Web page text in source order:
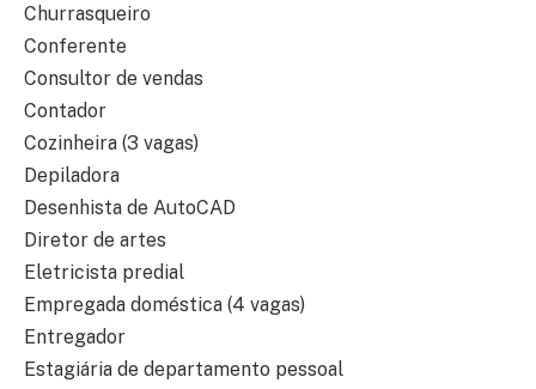
Churrasqueiro
Conferente
Consultor de vendas
Contador
Cozinheira (3 vagas)
Depiladora
Desenhista de AutoCAD
Diretor de artes
Eletricista predial
Empregada doméstica (4 vagas)
Entregador
Estagiária de departamento pessoal